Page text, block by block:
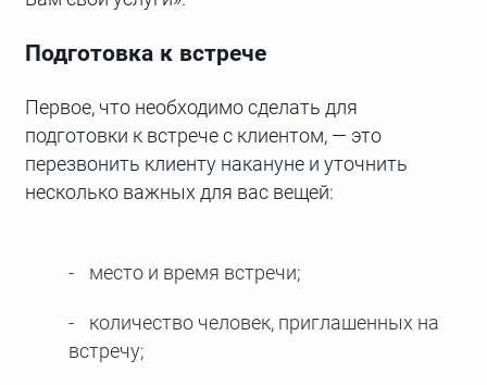
Подготовка к встрече
Первое, что необходимо сделать для
подготовки к встрече с клиентом, — это
перезвонить клиенту накануне и уточнить
несколько важных для вас вещей:
место и время встречи;
количество человек, приглашенных на
встречу;